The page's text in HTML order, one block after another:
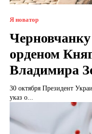
Я новатор
орденом
Владимира
30 октября Президент
указ о...